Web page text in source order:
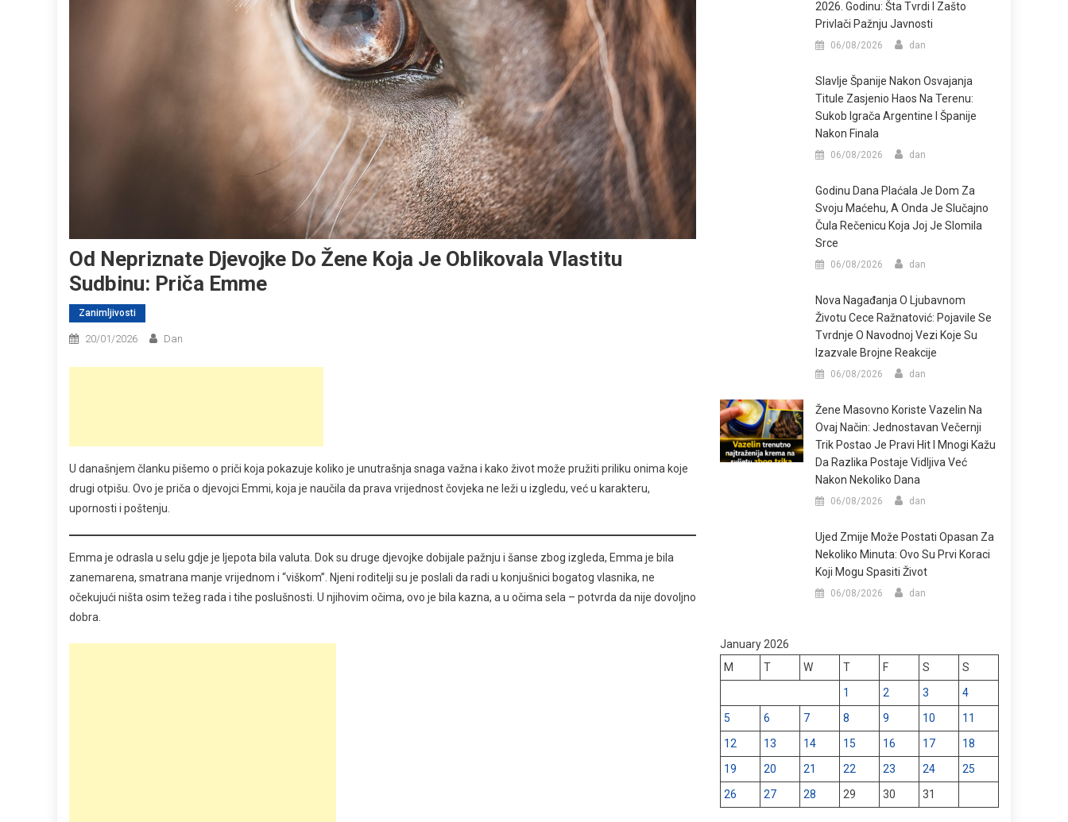
Od Nepriznate Djevojke Do Žene Koja Je Oblikovala Vlastitu
Sudbinu: Priča Emme
Zanimljivosti
20/01/2026 Dan
U današnjem članku pišemo o priči koja pokazuje koliko je unutrašnja snaga važna i kako život može pružiti priliku onima koje
drugi otpišu. Ovo je priča o djevojci Emmi, koja je naučila da prava vrijednost čovjeka ne leži u izgledu, već u karakteru,
upornosti i poštenju.
Emma je odrasla u selu gdje je ljepota bila valuta. Dok su druge djevojke dobijale pažnju i šanse zbog izgleda, Emma je bila
zanemarena, smatrana manje vrijednom i “viškom”. Njeni roditelji su je poslali da radi u konjušnici bogatog vlasnika, ne
očekujući ništa osim težeg rada i tihe poslušnosti. U njihovim očima, ovo je bila kazna, a u očima sela – potvrda da nije dovoljno
dobra.
2026. Godinu: Šta Tvrdi I Zašto
Privlači Pažnju Javnosti
06/08/2026 dan
Slavlje Španije Nakon Osvajanja
Titule Zasjenio Haos Na Terenu:
Sukob Igrača Argentine I Španije
Nakon Finala
06/08/2026 dan
Godinu Dana Plaćala Je Dom Za
Svoju Maćehu, A Onda Je Slučajno
Čula Rečenicu Koja Joj Je Slomila
Srce
06/08/2026 dan
Nova Nagađanja O Ljubavnom
Životu Cece Ražnatović: Pojavile Se
Tvrdnje O Navodnoj Vezi Koje Su
Izazvale Brojne Reakcije
06/08/2026 dan
Žene Masovno Koriste Vazelin Na
Ovaj Način: Jednostavan Večernji
Trik Postao Je Pravi Hit I Mnogi Kažu
Da Razlika Postaje Vidljiva Već
Nakon Nekoliko Dana
06/08/2026 dan
Ujed Zmije Može Postati Opasan Za
Nekoliko Minuta: Ovo Su Prvi Koraci
Koji Mogu Spasiti Život
06/08/2026 dan
January 2026
M
T W T F S
S
1
2 3
4
5
6 7 8 9 10
11
12
13 14 15 16 17
18
19
20 21 22 23 24
25
26
27 28 29 30 31